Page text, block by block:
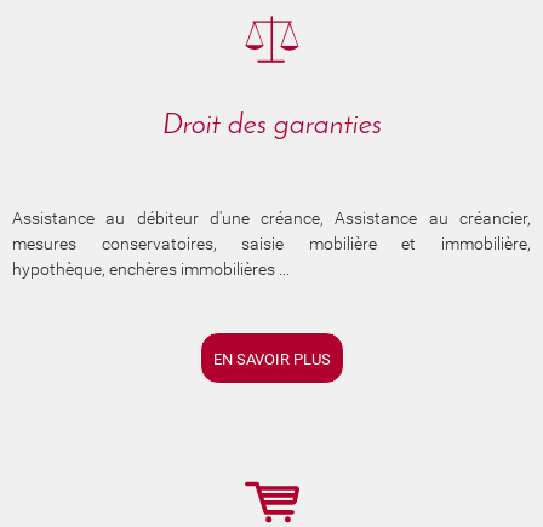
Droit des garanties
Assistance au débiteur d'une créance, Assistance au créancier,
mesures conservatoires, saisie mobilière et immobilière,
hypothèque, enchères immobilières ...
EN SAVOIR PLUS